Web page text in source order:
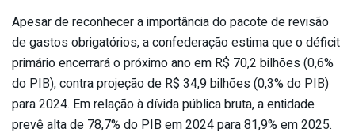
Apesar de reconhecer a importância do pacote de revisão
de gastos obrigatórios, a confederação estima que o déficit
primário encerrará o próximo ano em R$ 70,2 bilhões (0,6%
do PIB), contra projeção de R$ 34,9 bilhões (0,3% do PIB)
para 2024. Em relação à dívida pública bruta, a entidade
prevê alta de 78,7% do PIB em 2024 para 81,9% em 2025.